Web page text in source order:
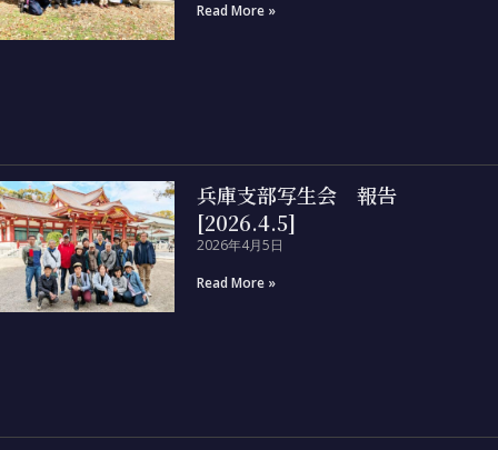
Read More »
兵庫支部写生会 報告
[2026.4.5]
2026年4月5日
Read More »